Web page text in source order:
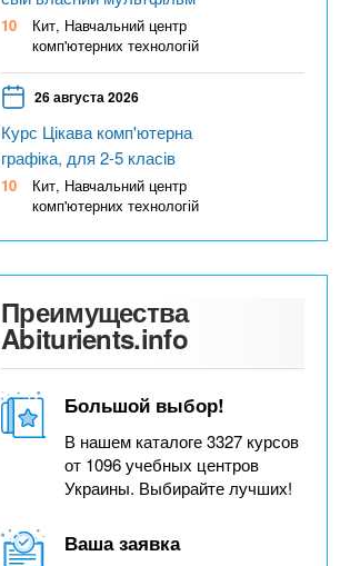
10
Кит, Навчальний центр
комп'ютерних технологій
26 августа 2026
Курс Цікава комп'ютерна
графіка, для 2-5 класів
10
Кит, Навчальний центр
комп'ютерних технологій
Преимущества
Abiturients.info
Большой выбор!
В нашем каталоге 3327 курсов
от 1096 учебных центров
Украины. Выбирайте лучших!
Ваша заявка